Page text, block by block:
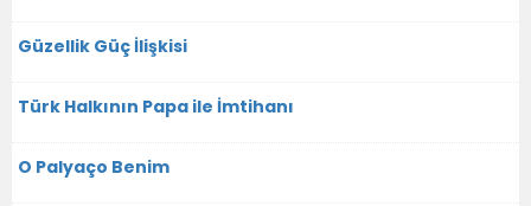
Güzellik Güç İlişkisi
Türk Halkının Papa ile İmtihanı
O Palyaço Benim